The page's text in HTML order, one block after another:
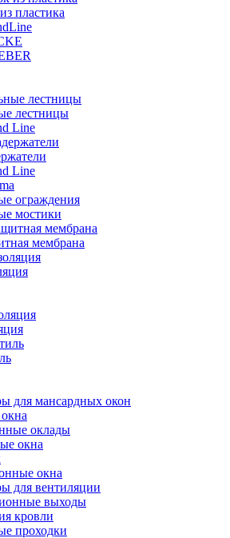
пластика
лестницы
Line
Line
ограждения
мостики
мембрана
для мансардных окон
оклады
окна
окна
для вентиляции
выходы
кровли
проходки